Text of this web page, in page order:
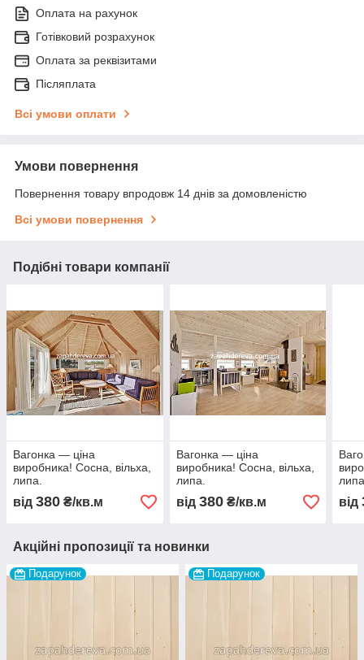
Оплата на рахунок
Готівковий розрахунок
Оплата за реквізитами
Післяплата
Всі умови оплати
Умови повернення
Повернення товару впродовж 14 днів за домовленістю
Всі умови повернення
Подібні товари компанії
Вагонка — ціна
виробника! Сосна, вільха,
липа.
від 380 ₴/кв.м
Вагонка — ціна
виробника! Сосна, вільха,
липа.
від 380₴/кв.м від
Акційні пропозиції та новинки
Подарунок Подарунок